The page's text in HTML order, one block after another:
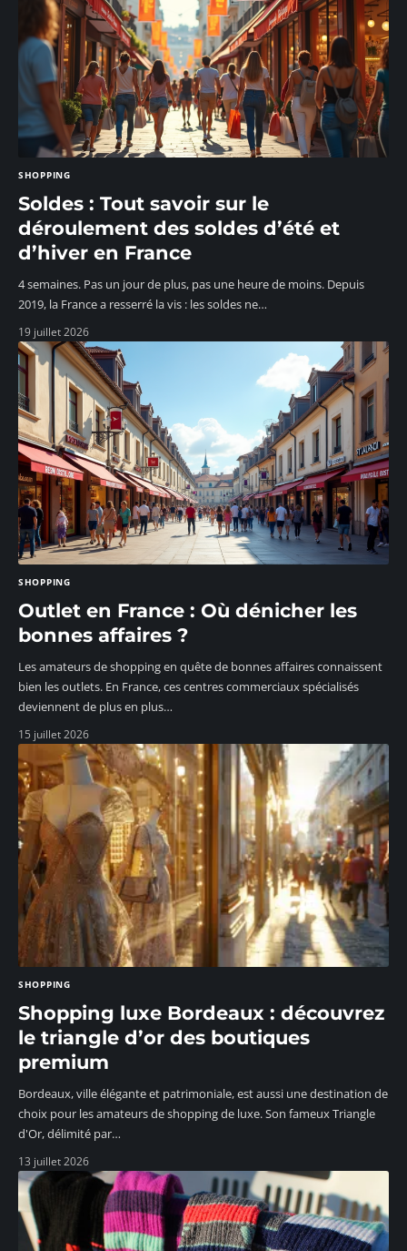
SHOPPING
Soldes : Tout savoir sur le
déroulement des soldes d’été et
d’hiver en France
4 semaines. Pas un jour de plus, pas une heure de moins. Depuis
2019, la France a resserré la vis : les soldes ne…
19 juillet 2026
SHOPPING
Outlet en France : Où dénicher les
bonnes affaires ?
Les amateurs de shopping en quête de bonnes affaires connaissent
bien les outlets. En France, ces centres commerciaux spécialisés
deviennent de plus en plus…
15 juillet 2026
SHOPPING
Shopping luxe Bordeaux : découvrez
le triangle d’or des boutiques
premium
Bordeaux, ville élégante et patrimoniale, est aussi une destination de
choix pour les amateurs de shopping de luxe. Son fameux Triangle
d'Or, délimité par…
13 juillet 2026